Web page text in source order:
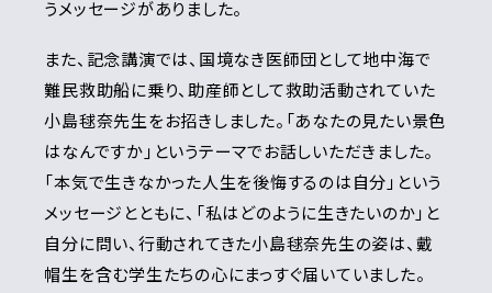
うメッセージがありました。
また、記念講演では、国境なき医師団として地中海で
難民救助船に乗り、助産師として救助活動されていた
小島毬奈先生をお招きしました。「あなたの見たい景色
はなんですか」というテーマでお話しいただきました。
「本気で生きなかった人生を後悔するのは自分」という
メッセージとともに、「私はどのように生きたいのか」と
自分に問い、行動されてきた小島毬奈先生の姿は、戴
帽生を含む学生たちの心にまっすぐ届いていました。